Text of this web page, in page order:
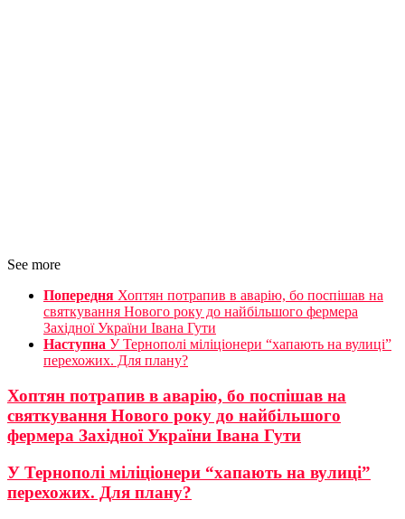
See more
Попередня Хоптян потрапив в аварію, бо поспішав на
святкування Нового року до найбільшого фермера
Західної України Івана Гути
Наступна У Тернополі міліціонери “хапають на вулиці”
перехожих. Для плану?
Хоптян потрапив в аварію, бо поспішав на
святкування Нового року до найбільшого
фермера Західної України Івана Гути
У Тернополі міліціонери “хапають на вулиці”
перехожих. Для плану?